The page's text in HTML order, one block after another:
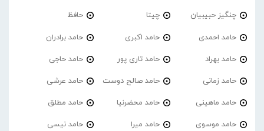
چنگیز حبیبیان چیتا حافظ
حامد احمدی حامد اکبری حامد برادران
حامد بهراد حامد تاری پور حامد حاجی
حامد زمانی حامد صالح دوست حامد عرشی
حامد ماهینی حامد محضرنیا حامد مطلق
حامد موسوی حامد میرا حامد نیسی